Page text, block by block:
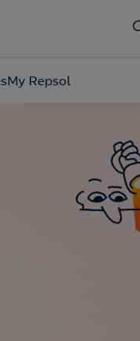
My Repsol